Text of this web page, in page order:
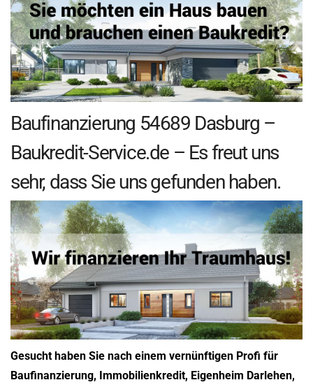
Baufinanzierung 54689 Dasburg –
Baukredit-Service.de – Es freut uns
sehr, dass Sie uns gefunden haben.
Gesucht haben Sie nach einem vernünftigen Profi für
Baufinanzierung, Immobilienkredit, Eigenheim Darlehen,